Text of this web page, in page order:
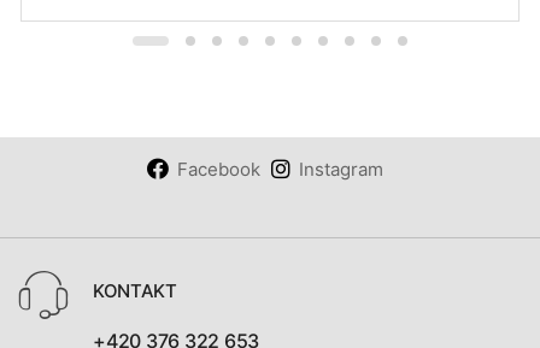
Facebook Instagram
KONTAKT
+420 376 322 653